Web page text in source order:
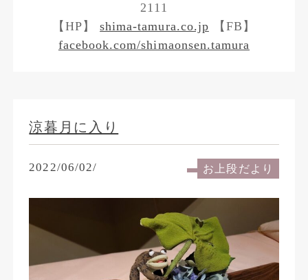
2111
【HP】shima-tamura.co.jp 【FB】
facebook.com/shimaonsen.tamura
涼暮月に入り
2022/06/02/ お上段だより